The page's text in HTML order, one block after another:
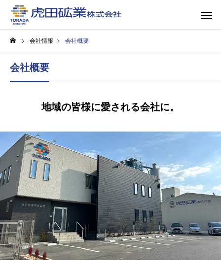
会社情報 会社概要
会社概要
地域の皆様に愛される会社に。